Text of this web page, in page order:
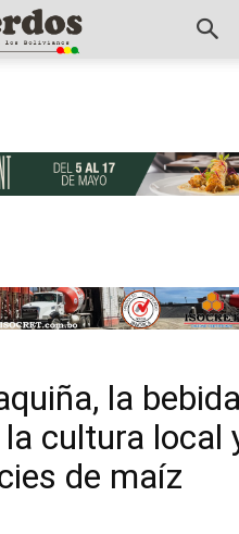
la
cultura local
de maíz